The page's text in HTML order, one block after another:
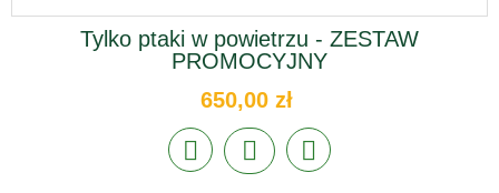
Tylko ptaki w powietrzu - ZESTAW
PROMOCYJNY
650,00 zł